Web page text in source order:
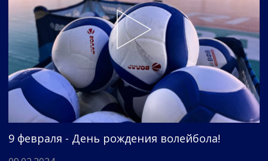
9 февраля - День рождения волейбола!